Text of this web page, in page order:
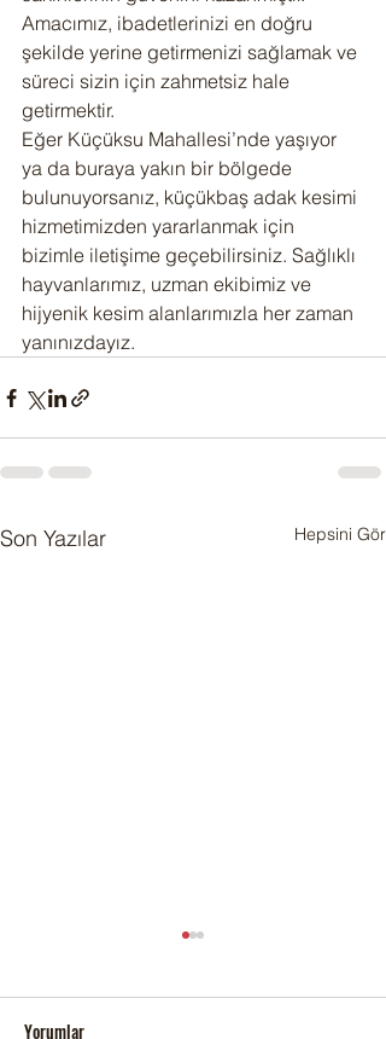
Amacımız, ibadetlerinizi en doğru
şekilde yerine getirmenizi sağlamak ve
süreci sizin için zahmetsiz hale
getirmektir.
Eğer Küçüksu Mahallesi’nde yaşıyor
ya da buraya yakın bir bölgede
bulunuyorsanız, küçükbaş adak kesimi
hizmetimizden yararlanmak için
bizimle iletişime geçebilirsiniz. Sağlıklı
hayvanlarımız, uzman ekibimiz ve
hijyenik kesim alanlarımızla her zaman
yanınızdayız.
Son Yazılar Hepsini Gör
Yorumlar